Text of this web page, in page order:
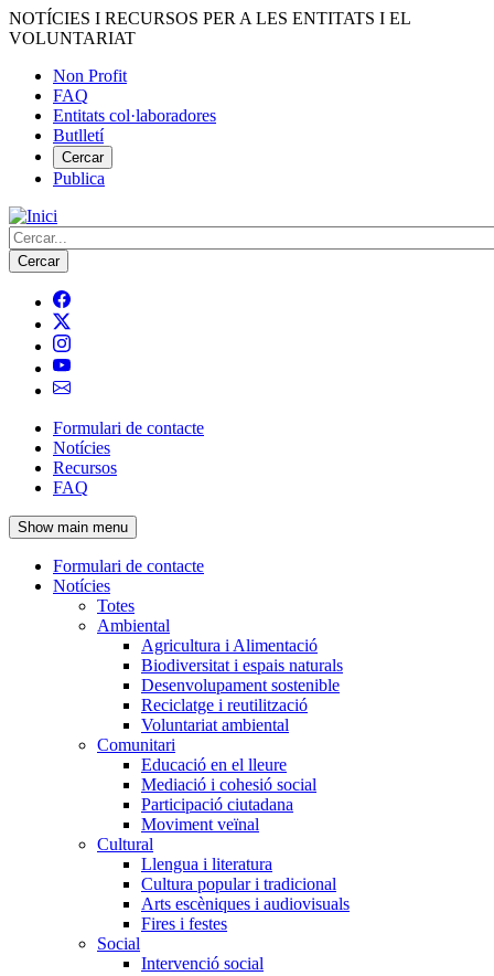
Vés
al
NOTÍCIES I RECURSOS PER A LES ENTITATS I EL
VOLUNTARIAT
Menú
del
compte
d'usuari
Non Profit
FAQ
Entitats col·laboradores
Butlletí
Cercar
Publica
Cerca
Navegació
principal
de
l'encapçalament
Formulari de contacte
Notícies
Recursos
FAQ
Show main menu
Navegació
principal
Formulari de contacte
Notícies
Totes
Ambiental
Agricultura i Alimentació
Biodiversitat i espais naturals
Desenvolupament sostenible
Reciclatge i reutilització
Voluntariat ambiental
Comunitari
Educació en el lleure
Mediació i cohesió social
Participació ciutadana
Moviment veïnal
Cultural
Llengua i literatura
Cultura popular i tradicional
Arts escèniques i audiovisuals
Fires i festes
Social
Intervenció social